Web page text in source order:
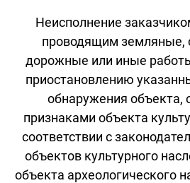
Неисполнение
проводящим земляные,
дорожные или иные
приостановлению
обнаружения
признаками объекта
соответствии с
объектов культурного
объекта археологического